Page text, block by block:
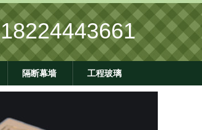
18224443661
隔断幕墙 工程玻璃